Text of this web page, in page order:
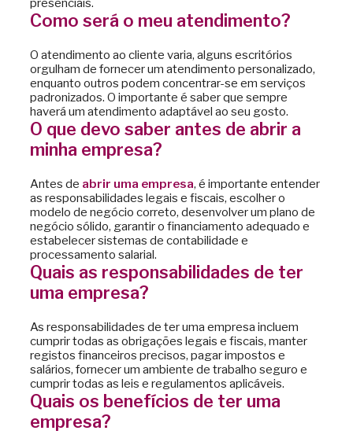
presenciais.
Como será o meu atendimento?
O atendimento ao cliente varia, alguns escritórios
orgulham de fornecer um atendimento personalizado,
enquanto outros podem concentrar-se em serviços
padronizados. O importante é saber que sempre
haverá um atendimento adaptável ao seu gosto.
O que devo saber antes de abrir a
minha empresa?
Antes de abrir uma empresa, é importante entender
as responsabilidades legais e fiscais, escolher o
modelo de negócio correto, desenvolver um plano de
negócio sólido, garantir o financiamento adequado e
estabelecer sistemas de contabilidade e
processamento salarial.
Quais as responsabilidades de ter
uma empresa?
As responsabilidades de ter uma empresa incluem
cumprir todas as obrigações legais e fiscais, manter
registos financeiros precisos, pagar impostos e
salários, fornecer um ambiente de trabalho seguro e
cumprir todas as leis e regulamentos aplicáveis.
Quais os benefícios de ter uma
empresa?